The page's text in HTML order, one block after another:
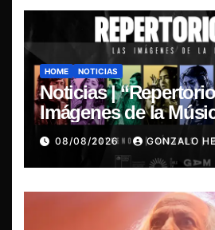
HOME NOTICIAS
Noticias |
Imágenes de la
la esencia del nuevo
nacional
08/08/2026 GONZALO